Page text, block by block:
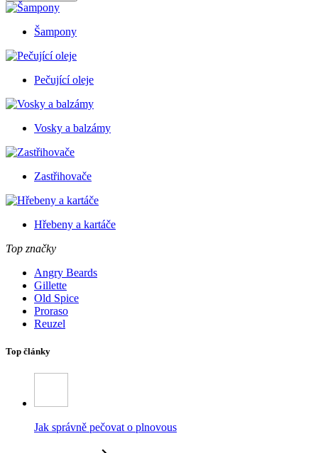
Šampony
Pečující oleje
Vosky a balzámy
Zastřihovače
Hřebeny a kartáče
Top značky
Angry Beards
Gillette
Old Spice
Proraso
Reuzel
Top články
Jak správně pečovat o plnovous